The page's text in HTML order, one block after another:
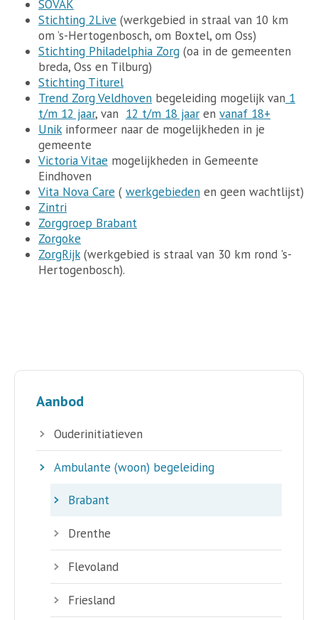
Aanbod
Ouderinitiatieven
Ambulante (woon) begeleiding
Brabant
Drenthe
Flevoland
Friesland
SOVAK
Stichting 2Live (werkgebied in straal van 10 km
om ’s-Hertogenbosch, om Boxtel, om Oss)
Stichting Philadelphia Zorg (oa in de gemeenten
breda, Oss en Tilburg)
Stichting Titurel
Trend Zorg Veldhoven begeleiding mogelijk van 1
t/m 12 jaar, van 12 t/m 18 jaar en vanaf 18+
Unikinformeer naar de mogelijkheden in je
gemeente
Victoria Vitae mogelijkheden in Gemeente
Eindhoven
Vita Nova Care ( werkgebieden en geen wachtlijst)
Zintri
Zorggroep Brabant
Zorgoke
ZorgRijk(werkgebied is straal van 30 km rond 's-
Hertogenbosch).